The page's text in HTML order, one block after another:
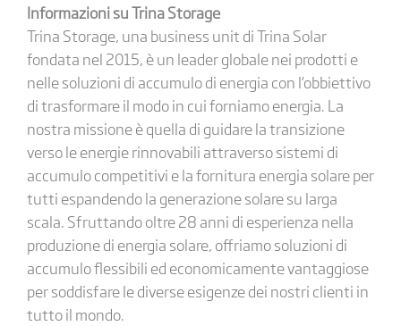
Informazioni su Trina Storage
Trina Storage, una business unit di Trina Solar
fondata nel 2015, è un leader globale nei prodotti e
nelle soluzioni di accumulo di energia con l’obbiettivo
di trasformare il modo in cui forniamo energia. La
nostra missione è quella di guidare la transizione
verso le energie rinnovabili attraverso sistemi di
accumulo competitivi e la fornitura energia solare per
tutti espandendo la generazione solare su larga
scala. Sfruttando oltre 28 anni di esperienza nella
produzione di energia solare, offriamo soluzioni di
accumulo flessibili ed economicamente vantaggiose
per soddisfare le diverse esigenze dei nostri clienti in
tutto il mondo.